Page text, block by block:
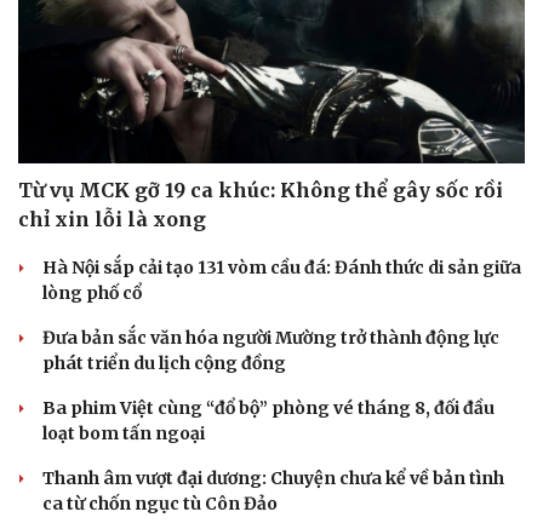
Từ vụ MCK gỡ 19 ca khúc: Không thể gây sốc rồi
chỉ xin lỗi là xong
Hà Nội sắp cải tạo 131 vòm cầu đá: Đánh thức di sản giữa
lòng phố cổ
Đưa bản sắc văn hóa người Mường trở thành động lực
phát triển du lịch cộng đồng
Ba phim Việt cùng “đổ bộ” phòng vé tháng 8, đối đầu
loạt bom tấn ngoại
Thanh âm vượt đại dương: Chuyện chưa kể về bản tình
ca từ chốn ngục tù Côn Đảo